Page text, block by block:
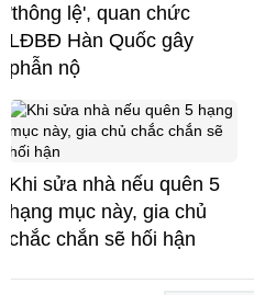
'thông lệ', quan chức
LĐBĐ Hàn Quốc gây
phẫn nộ
Khi sửa nhà nếu quên 5
hạng mục này, gia chủ
chắc chắn sẽ hối hận